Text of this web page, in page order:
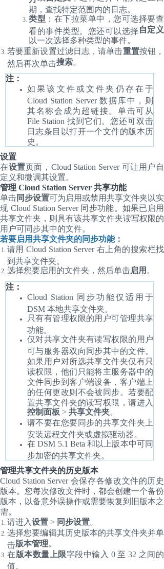
期，查找特定范围内的日志。
类型 ：在下拉菜单中，您可选择要查
看的事件类型。您还可以选择 自定义
以一次选择多种类型的事件。
若要重新设置过滤日志，请单击重置按钮，
然后再次单击搜索。
注：
如果该文件或文件夹仍存在于
Cloud Station Server 数据库中，则
其名称会成为超链接。单击可从
File Station 找到它们。您还可双击
日志条目以打开一个文件的版本历
史。
设置
在设置页面，Cloud Station Server 可让用户自
定义和微调其设置。
管理 Cloud Station Server 共享功能
单击同步设置可为启用或禁用共享文件夹以实
现 Cloud Station Server 同步功能。如果已启用
共享文件夹，则具有该共享文件夹读写权限的
用户可同步其中的文件。
若要启用共享文件夹的同步功能：
请用 Cloud Station Server 右上角的搜索栏找
到共享文件夹。
选择您要启用的文件夹，然后单击启用 。
注：
Cloud Station 同步功能仅适用于
DSM 本地共享文件夹。
只有有管理权限的用户可管理共享
功能。
仅对共享文件夹有读写权限的用户
可与服务器双向同步其中的文件。
如果用户对所选共享文件夹仅有只
读权限，他们只能将主服务器中的
文件同步到客户端设备，客户端上
的任何更改则不会被同步。若要配
置共享文件夹的读写权限，请进入
控制面板 > 共享文件夹。
请不要在您要同步的共享文件夹上
安装远程文件夹或虚拟驱动器。
在 DSM 5.1 Beta 和以上版本中可同
步加密的共享文件夹。
管理共享文件夹的历史版本
Cloud Station Server 会保存各修改文件的历史
版本。您每次修改文件时，都会创建一个备份
版本，以备意外误操作或需要恢复到旧版本之
需。
请进入设置 > 同步设置。
选择您要编辑其历史版本的共享文件夹并单
击版本管理。
在版本数量上限字段中输入 0 至 32 之间的
值。